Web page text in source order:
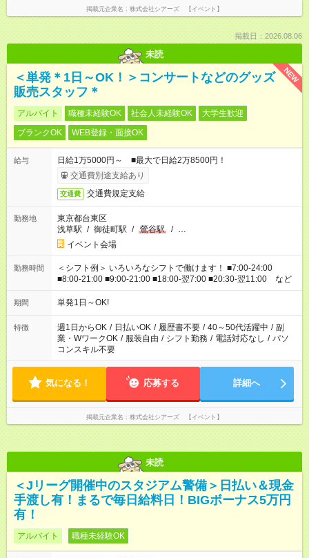
掲載元企業名 株式会社シアーズ 【イベント】
掲載日：2026.08.06
未読
NEW
＜単発＊1日～OK！＞コンサートなどのグッズ
販売スタッフ＊
アルバイト 職種未経験OK 社会人未経験OK
大学生歓迎
ブランクOK
WEB登録・面接OK
給与
日給1万5000円～ ■最大で日給2万8500円！
交通費別途支給あり
交通費 交通費規定支給
勤務地
東京都台東区
浅草駅 / 御徒町駅 / 鶯谷駅 / …
イベント会場
勤務時間
＜シフト例＞ いろいろなシフトで働けます！ ■7:00-24:00
■8:00-21:00 ■9:00-21:00 ■18:00-翌7:00 ■20:30-翌11:00 など
期間 単発1日～OK!
特徴 週1日からOK / 日払いOK / 履歴書不要 / 40～50代活躍中 / 副
業・WワークOK / 服装自由 / シフト勤務 / 電話対応なし / パソ
コンスキル不要
気になる！ 応募する 詳細へ
掲載元企業名 株式会社シアーズ 【イベント】
未読
＜Jリーグ開催中のスタジアム警備＞日払い＆現金
手渡し有！まるで毎日給料日！BIGボーナス5万円
有！
アルバイト 職種未経験OK